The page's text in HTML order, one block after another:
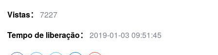
Vistas：
7227
Tempo de liberação：
2019-01-03 09:51:45